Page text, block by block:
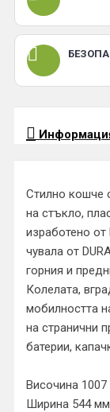
Стилно кошче
на стъкло,
изработено от
чувала от
горния и
Колелата,
мобилността
на странични
батерии,
Височина
Ширина 544 мм